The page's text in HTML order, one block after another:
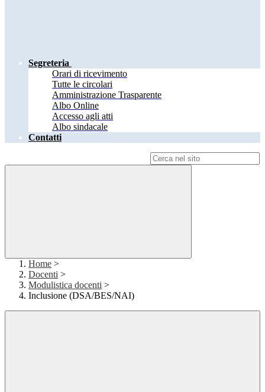
Segreteria
Orari di ricevimento
Tutte le circolari
Amministrazione Trasparente
Albo Online
Accesso agli atti
Albo sindacale
Contatti
Home >
Docenti >
Modulistica docenti >
Inclusione (DSA/BES/NAI)